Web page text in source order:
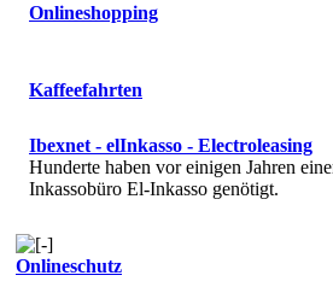
Onlineshopping
Kaffeefahrten
Ibexnet - elInkasso - Electroleasing
Hunderte haben vor einigen Jahren
Inkassobüro El-Inkasso genötigt.
Onlineschutz